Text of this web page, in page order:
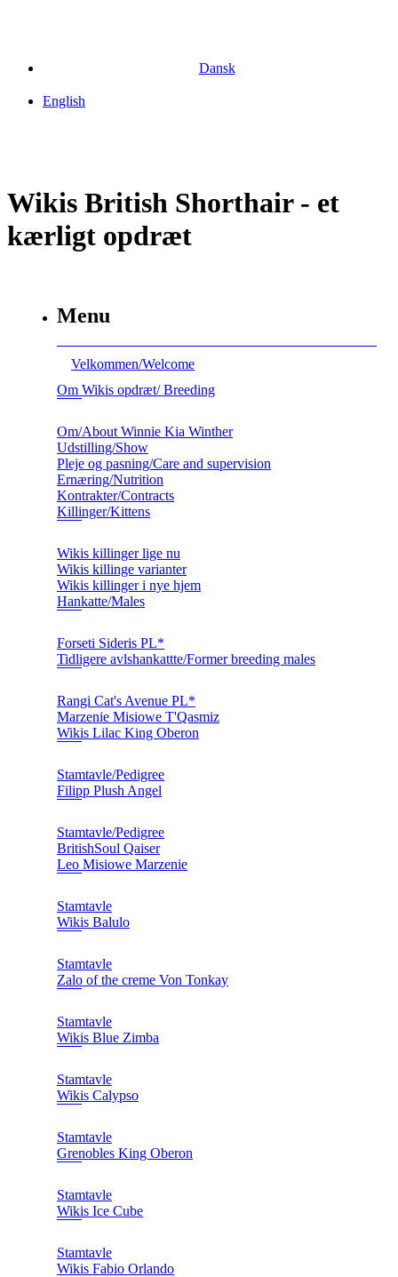
Dansk
English
Wikis British Shorthair - et
kærligt opdræt
Menu
Velkommen/Welcome
Om Wikis opdræt/ Breeding
Om/About Winnie Kia Winther
Udstilling/Show
Pleje og pasning/Care and supervision
Ernæring/Nutrition
Kontrakter/Contracts
Killinger/Kittens
Wikis killinger lige nu
Wikis killinge varianter
Wikis killinger i nye hjem
Hankatte/Males
Forseti Sideris PL*
Tidligere avlshankattte/Former breeding males
Rangi Cat's Avenue PL*
Marzenie Misiowe T'Qasmiz
Wikis Lilac King Oberon
Stamtavle/Pedigree
Filipp Plush Angel
Stamtavle/Pedigree
BritishSoul Qaiser
Leo Misiowe Marzenie
Stamtavle
Wikis Balulo
Stamtavle
Zalo of the creme Von Tonkay
Stamtavle
Wikis Blue Zimba
Stamtavle
Wikis Calypso
Stamtavle
Grenobles King Oberon
Stamtavle
Wikis Ice Cube
Stamtavle
Wikis Fabio Orlando